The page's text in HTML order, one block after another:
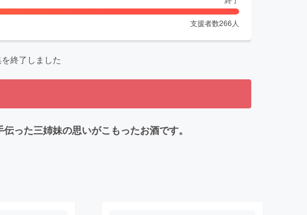
支援者数266 人
終了しました
った三姉妹の思いがこもったお酒です。